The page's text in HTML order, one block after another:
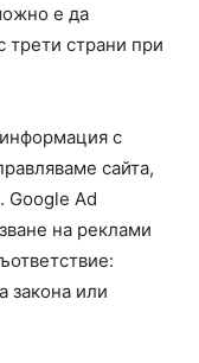
е да
страни при
с
сайта,
Google Ad
на реклами
закона или